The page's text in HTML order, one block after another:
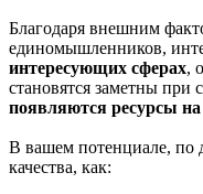
Благодаря внешним
единомышленников,
интересующих сферах,
становятся заметны при
появляются ресурсы
В вашем потенциале, по
качества, как: